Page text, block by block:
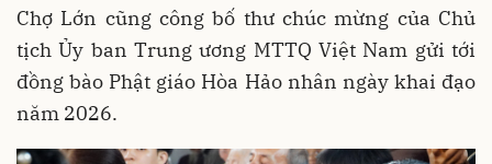
Chợ Lớn cũng công bố thư chúc mừng của Chủ
tịch Ủy ban Trung ương MTTQ Việt Nam gửi tới
đồng bào Phật giáo Hòa Hảo nhân ngày khai đạo
năm 2026.